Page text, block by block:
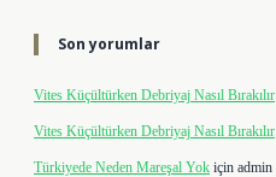
Son yorumlar
Vites Küçültürken Debriyaj Nasıl Bırakılır
Vites Küçültürken Debriyaj Nasıl Bırakılır
Türkiyede Neden Mareşal Yok için admin